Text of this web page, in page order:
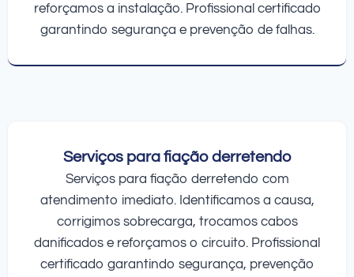
reforçamos a instalação. Profissional certificado
garantindo segurança e prevenção de falhas.
Serviços para fiação derretendo
Serviços para fiação derretendo com
atendimento imediato. Identificamos a causa,
corrigimos sobrecarga, trocamos cabos
danificados e reforçamos o circuito. Profissional
certificado garantindo segurança, prevenção